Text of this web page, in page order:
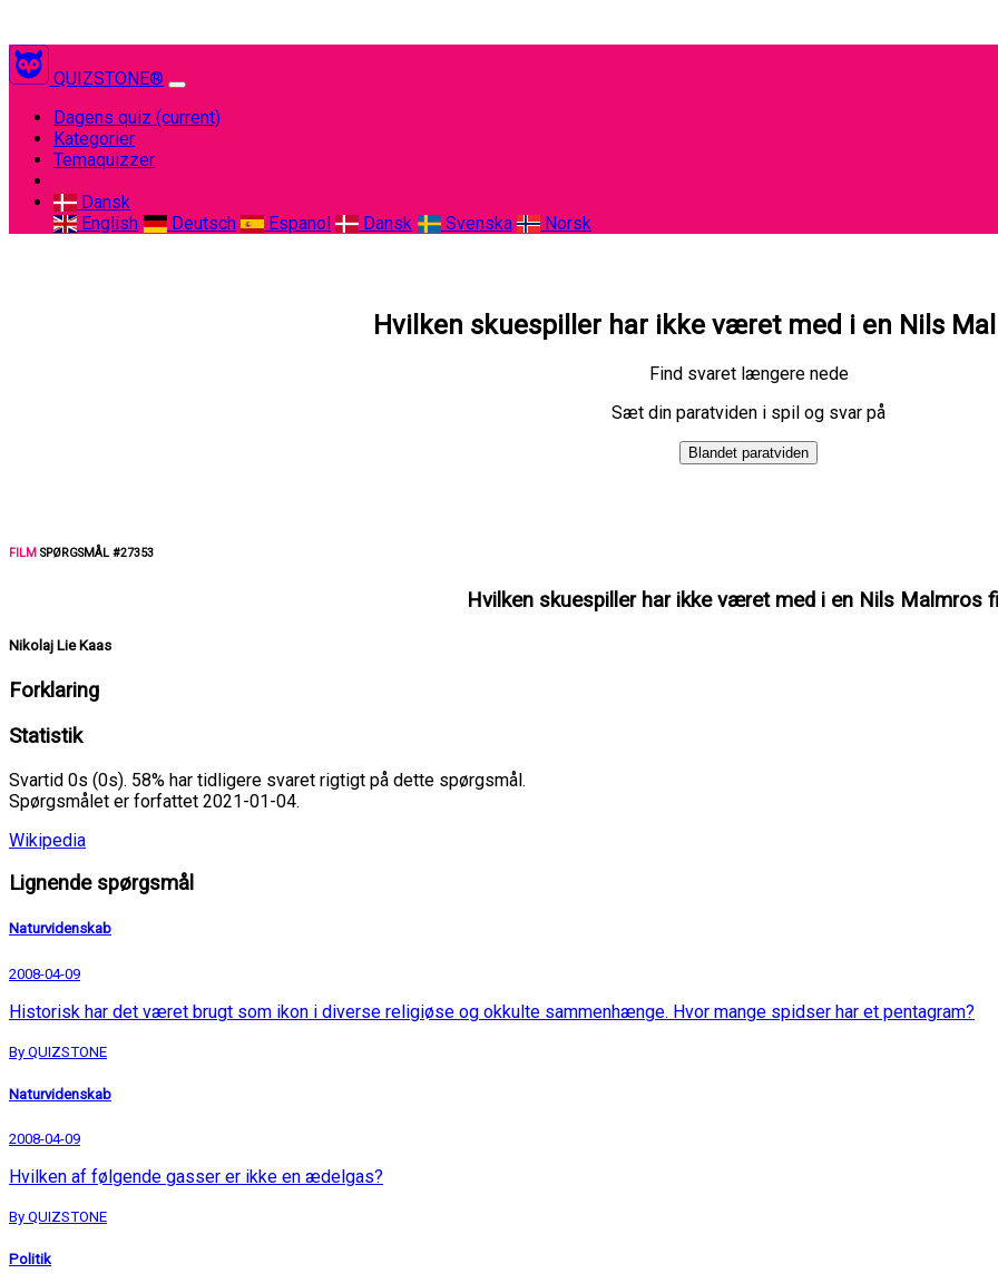
QUIZSTONE®
Dagens quiz (current)
Kategorier
Temaquizzer
Dansk
English
Deutsch Espanol Dansk Svenska Norsk
Hvilken skuespiller har ikke været med i en Nils
Find svaret længere nede
Sæt din paratviden i spil og svar på
Blandet paratviden
FILM SPØRGSMÅL #27353
Hvilken skuespiller har ikke været med i en Nils Malmros
Nikolaj Lie Kaas
Forklaring
Statistik
Svartid 0s (0s). 58% har tidligere svaret rigtigt på dette spørgsmål.
Spørgsmålet er forfattet 2021-01-04.
Wikipedia
Lignende spørgsmål
Naturvidenskab
2008-04-09
Historisk har det været brugt som ikon i diverse religiøse og okkulte sammenhænge. Hvor mange spidser har et pentagram?
By QUIZSTONE
Naturvidenskab
2008-04-09
Hvilken af følgende gasser er ikke en ædelgas?
By QUIZSTONE
Politik